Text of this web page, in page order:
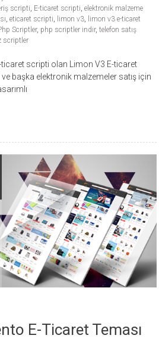
scripti, E-ticaret scripti,elektronik malzeme
,eticaret scripti, limon v3, limon v3 e-ticaret
Scriptler, php scriptler indir,telefon satış
scriptler
ticaret scripti olan Limon V3 E-ticaret
ve başka elektronik malzemeler satış için
E-Ticaret Teması